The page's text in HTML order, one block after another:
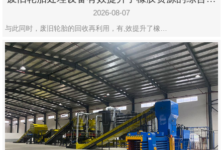
设
有
限
公
司
豫
ICP
备
19020390
用率
2026-08-07
与此同时，废旧轮胎的回收再利用，有,效提升了橡…